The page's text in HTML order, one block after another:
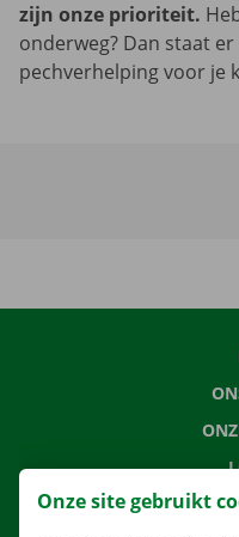
zijn onze prioriteit.
onderweg? Dan staat
pechverhelping voor je
Onze site gebruikt